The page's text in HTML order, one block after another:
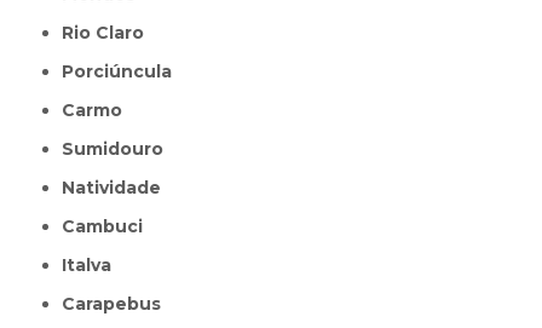
Rio Claro
Porciúncula
Carmo
Sumidouro
Natividade
Cambuci
Italva
Carapebus